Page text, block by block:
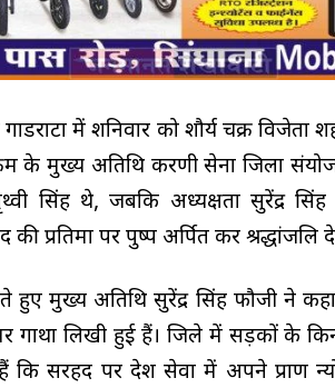
में शनिवार को शौर्य चक्र विजेता
के मुख्य अतिथि करणी सेना जिला
सिंह थे, जबकि अध्यक्षता सुरेंद्र सिंह
की प्रतिमा पर पुष्प अर्पित कर
हुए मुख्य अतिथि सुरेंद्र सिंह फौजी ने
लिखी हुई हैं। जिले में सड़कों के
कि सरहद पर देश सेवा में अपने प्राण